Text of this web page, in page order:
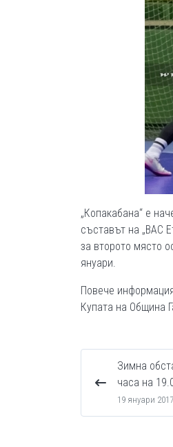
„Копакабана“ е
съставът на „ВАС
за второто място
януари.
Повече
Купата на Община
Зимна
часа на
19 януари 2017